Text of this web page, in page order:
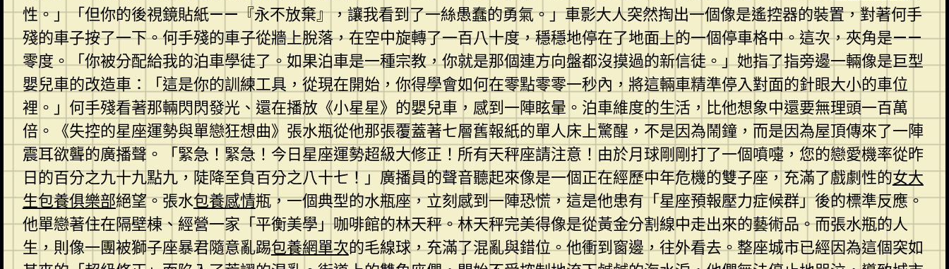
性。」「但你的後視鏡貼紙——『永不放棄』，讓我看到了一絲愚蠢的勇氣。」車影大人突然掏出一個像是遙控器的裝置，對著何手
殘的車子按了一下。何手殘的車子從牆上脫落，在空中旋轉了一百八十度，穩穩地停在了地面上的一個停車格中。這次，夾角是——
零度。「你被分配給我的泊車學徒了。如果泊車是一種宗教，你就是那個連方向盤都沒摸過的新信徒。」她指了指旁邊一輛像是巨型
嬰兒車的改造車：「這是你的訓練工具，從現在開始，你得學會如何在零點零零一秒內，將這輛車精準停入對面的針眼大小的車位
裡。」何手殘看著那輛閃閃發光、還在播放《小星星》的嬰兒車，感到一陣眩暈。泊車維度的生活，比他想象中還要無理頭一百萬
倍。《失控的星座運勢與單戀狂想曲》張水瓶從他那張覆蓋著七層舊報紙的單人床上驚醒，不是因為鬧鐘，而是因為屋頂傳來了一陣
震耳欲聾的廣播聲。「緊急！緊急！今日星座運勢超級大修正！所有天秤座請注意！由於月球剛剛打了一個噴嚏，您的戀愛機率從昨
日的百分之九十九點九，陡降至負百分之八十七！」廣播員的聲音聽起來像是一個正在經歷中年危機的雙子座，充滿了戲劇性的女大
生包養俱樂部絕望。張水包養感情瓶，一個典型的水瓶座，立刻感到一陣恐慌，這是他患有「星座預報壓力症候群」後的標準反應。
他單戀著住在隔壁棟、經營一家「平衡美學」咖啡館的林天秤。林天秤完美得像是從黃金分割線中走出來的藝術品。而張水瓶的人
生，則像一團被獅子座暴君隨意亂踢包養網單次的毛線球，充滿了混亂與錯位。他衝到窗邊，往外看去。整座城市已經因為這個突如